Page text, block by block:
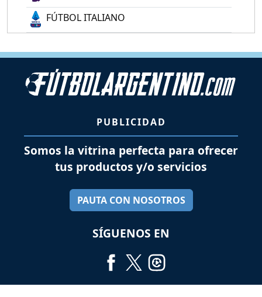
FÚTBOL ITALIANO
PUBLICIDAD
Somos la vitrina perfecta para ofrecer
tus productos y/o servicios
PAUTA CON NOSOTROS
SÍGUENOS EN